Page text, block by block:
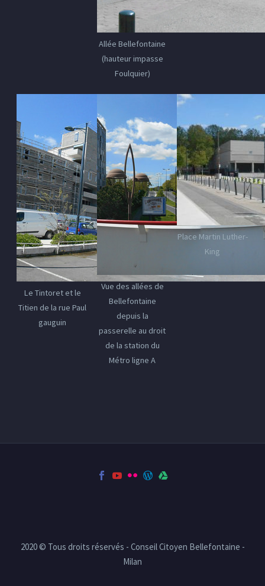
Allée Bellefontaine
(hauteur impasse
Foulquier)
Le Tintoret et le
Titien de la rue Paul
gauguin
Vue des allées de
Bellefontaine
depuis la
passerelle au droit
de la station du
Métro ligne A
Place Martin Luther-
King
2020 © Tous droits réservés - Conseil Citoyen Bellefontaine -
Milan